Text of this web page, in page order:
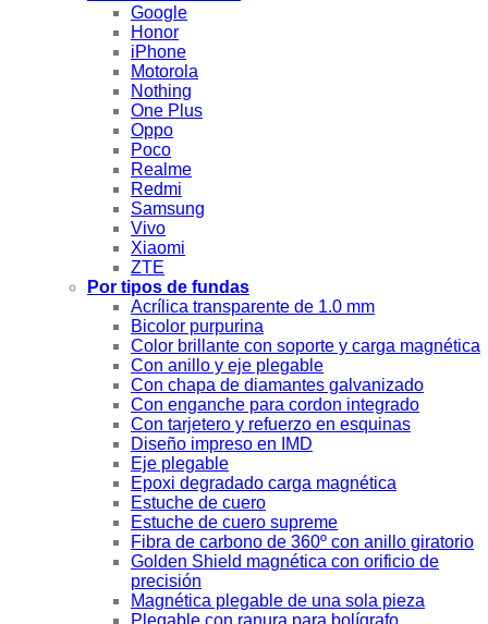
Google
Honor
iPhone
Motorola
Nothing
One Plus
Oppo
Poco
Realme
Redmi
Samsung
Vivo
Xiaomi
ZTE
Por tipos de fundas
Acrílica transparente de 1.0 mm
Bicolor purpurina
Color brillante con soporte y carga magnética
Con anillo y eje plegable
Con chapa de diamantes galvanizado
Con enganche para cordon integrado
Con tarjetero y refuerzo en esquinas
Diseño impreso en IMD
Eje plegable
Epoxi degradado carga magnética
Estuche de cuero
Estuche de cuero supreme
Fibra de carbono de 360º con anillo giratorio
Golden Shield magnética con orificio de
precisión
Magnética plegable de una sola pieza
Plegable con ranura para bolígrafo